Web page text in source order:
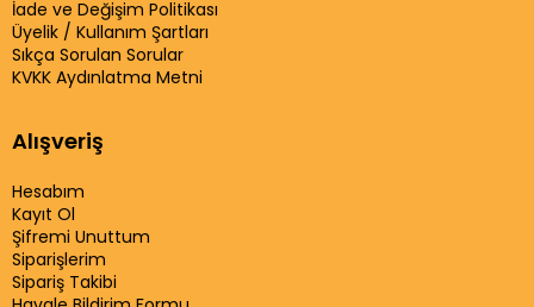
İade ve Değişim Politikası
Üyelik / Kullanım Şartları
Sıkça Sorulan Sorular
KVKK Aydınlatma Metni
Alışveriş
Hesabım
Kayıt Ol
Şifremi Unuttum
Siparişlerim
Sipariş Takibi